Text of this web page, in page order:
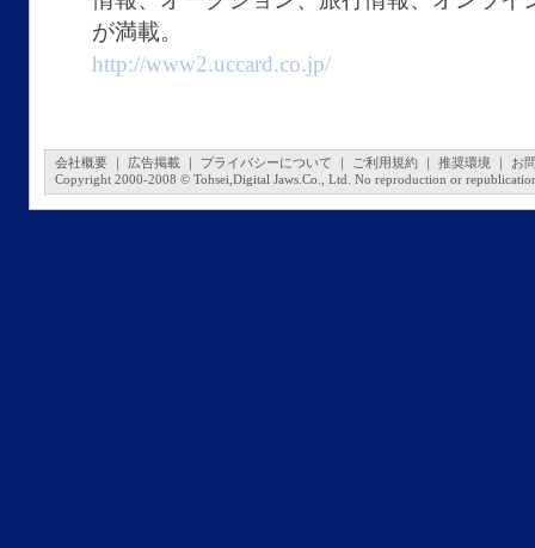
が満載。
http://www2.uccard.co.jp/
会社概要 広告掲載 プライバシーについて ご利用規約 推奨環境
お
Copyright 2000-2008 © Tohsei,Digital Jaws.Co., Ltd. No reproduction or